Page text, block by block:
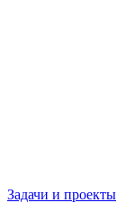
Задачи и проекты